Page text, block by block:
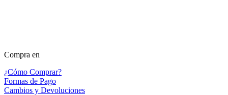
Compra en
¿Cómo Comprar?
Formas de Pago
Cambios y Devoluciones